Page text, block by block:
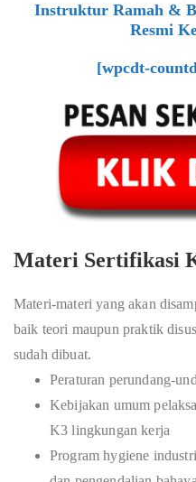
Instruktur Ramah &
Resmi
[wpcdt-
Materi Sertifikasi
Materi-materi yang akan
baik teori maupun praktik
sudah dibuat.
Peraturan perundang-
Kebijakan umum
K3 lingkungan kerja
Program hygiene